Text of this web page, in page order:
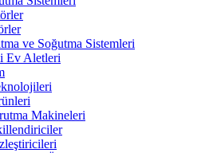
ve Soğutma Sistemleri
Ev Aletleri
Makineleri